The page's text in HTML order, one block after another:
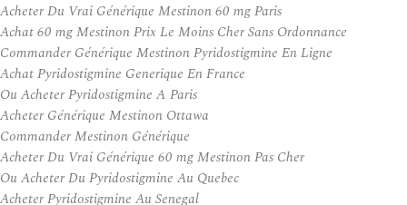
Acheter Du Vrai Générique Mestinon 60 mg Paris
Achat 60 mg Mestinon Prix Le Moins Cher Sans Ordonnance
Commander Générique Mestinon Pyridostigmine En Ligne
Achat Pyridostigmine Generique En France
Ou Acheter Pyridostigmine A Paris
Acheter Générique Mestinon Ottawa
Commander Mestinon Générique
Acheter Du Vrai Générique 60 mg Mestinon Pas Cher
Ou Acheter Du Pyridostigmine Au Quebec
Acheter Pyridostigmine Au Senegal